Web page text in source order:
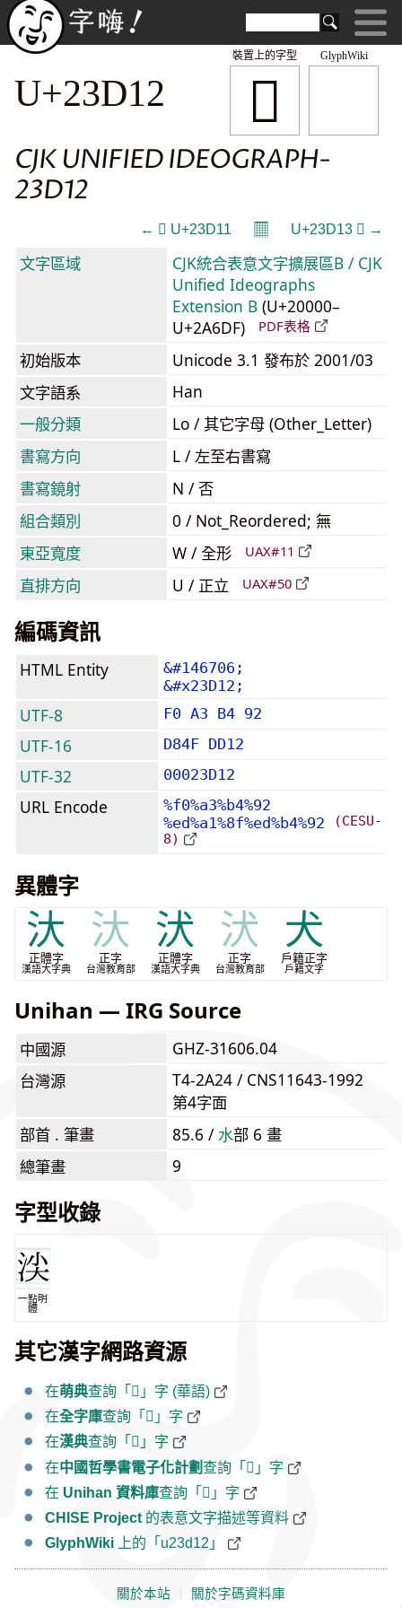
GlyphWiki
𣴒
裝置上的字型
U+23D12
CJK UNIFIED IDEOGRAPH-
23D12
← 𣴑 U+23D11 𝄜 U+23D13 𣴓 →
文字區域
CJK統合表意文字擴展區B / CJK
Unified Ideographs
Extension B (U+20000–
U+2A6DF)
PDF表格
初始版本
Unicode 3.1 發布於 2001/03
文字語系
Han
一般分類
Lo / 其它字母 (Other_Letter)
書寫方向
L / 左至右書寫
書寫鏡射
N / 否
組合類別
0 / Not_Reordered; 無
東亞寬度
W / 全形 UAX#11
直排方向 U / 正立 UAX#50
編碼資訊
HTML Entity
&#146706;
&#x23D12;
UTF-8 F0 A3 B4 92
UTF-16 D84F DD12
UTF-32 00023D12
URL Encode
%f0%a3%b4%92
%ed%a1%8f%ed%b4%92
(CESU-
8)
異體字
汏
正體字
漢語大字典
汏
正字
台灣教育部
汱
正體字
漢語大字典
汱
正字
台灣教育部
犬
戶籍正字
戶籍文字
Unihan — IRG Source
中國源
GHZ-31606.04
台灣源
T4-2A24 / CNS11643-1992
第4字面
部首 . 筆畫
85.6 /⽔部 6 畫
總筆畫
9
字型收錄
一點明
體
其它漢字網路資源
在萌典查詢「𣴒」字 (華語)
在全字庫查詢「𣴒」字
在漢典查詢「𣴒」字
在中國哲學書電子化計劃查詢「𣴒」字
在 Unihan 資料庫查詢「𣴒」字
CHISE Project 的表意文字描述等資料
GlyphWiki 上的「u23d12」
關於本站 關於字碼資料庫